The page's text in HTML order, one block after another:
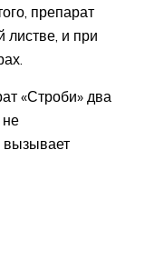
препарат
листве, и при
«Строби» два
не
вызывает